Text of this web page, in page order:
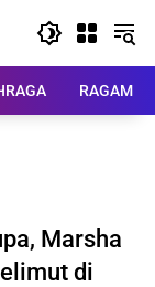
RAGAM
Marsha
di